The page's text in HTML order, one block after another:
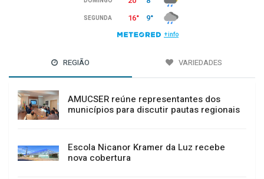
REGIÃO VARIEDADES
AMUCSER reúne representantes dos
municípios para discutir pautas regionais
Escola Nicanor Kramer da Luz recebe
nova cobertura